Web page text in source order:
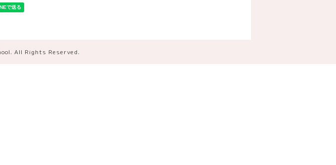
. All Rights Reserved.